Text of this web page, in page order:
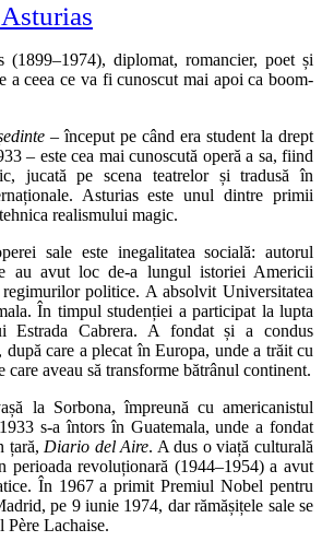
diplomat, romancier, poet și
a ceea ce va fi cunoscut mai apoi ca boom-
– început pe când era student la drept
– este cea mai cunoscută operă a sa, fiind
jucată pe scena teatrelor și tradusă în
Asturias este unul dintre primii
realismului magic.
sale este inegalitatea socială: autorul
au avut loc de-a lungul istoriei Americii
politice. A absolvit Universitatea
În timpul studenției a participat la lupta
Estrada Cabrera. A fondat și a condus
după care a plecat în Europa, unde a trăit cu
care aveau să transforme bătrânul continent.
la Sorbona, împreună cu americanistul
s-a întors în Guatemala, unde a fondat
țară, Diario del Aire. A dus o viață culturală
perioada revoluționară (1944–1954) a avut
În 1967 a primit Premiul Nobel pentru
pe 9 iunie 1974, dar rămășițele sale se
Père Lachaise.